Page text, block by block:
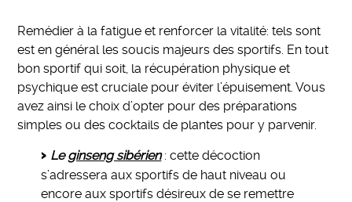
Remédier à la fatigue et renforcer la vitalité: tels sont
est en général les soucis majeurs des sportifs. En tout
bon sportif qui soit, la récupération physique et
psychique est cruciale pour éviter l’épuisement. Vous
avez ainsi le choix d’opter pour des préparations
simples ou des cocktails de plantes pour y parvenir.
Leginseng sibérien: cette décoction
s’adressera aux sportifs de haut niveau ou
encore aux sportifs désireux de se remettre